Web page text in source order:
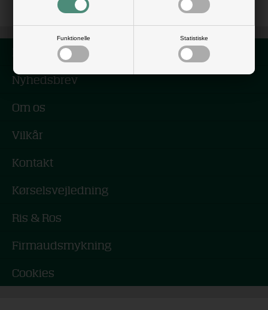
Funktionelle Statistiske
Forside
Nyhedsbrev
Om os
Vilkår
Kontakt
Kørselsvejledning
Ris & Ros
Firmaudsmykning
Cookies